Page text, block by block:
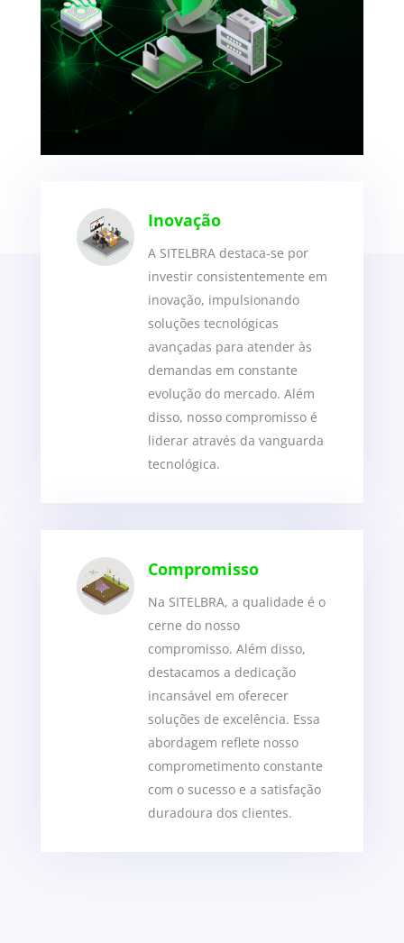
Inovação
A SITELBRA destaca-se por
investir consistentemente em
inovação, impulsionando
soluções tecnológicas
avançadas para atender às
demandas em constante
evolução do mercado. Além
disso, nosso compromisso é
liderar através da vanguarda
tecnológica.
Compromisso
Na SITELBRA, a qualidade é o
cerne do nosso
compromisso. Além disso,
destacamos a dedicação
incansável em oferecer
soluções de excelência. Essa
abordagem reflete nosso
comprometimento constante
com o sucesso e a satisfação
duradoura dos clientes.